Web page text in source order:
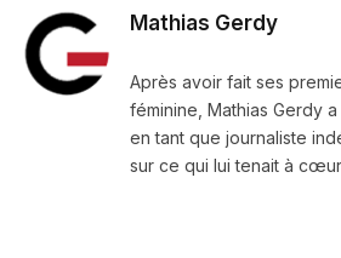
Mathias Gerdy
Après avoir fait ses
féminine, Mathias Gerdy
en tant que journaliste
sur ce qui lui tenait à cœur